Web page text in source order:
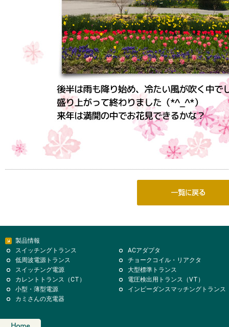
製品情報
スイッチングトランス
ACアダプタ
低周波電源トランス
チョークコイル・リアクタ
スイッチング電源
大型標準トランス
カレントトランス（CT）
電圧検出用トランス（VT）
小型・薄型電源
インピーダンスマッチングトランス
カミさんの充電器